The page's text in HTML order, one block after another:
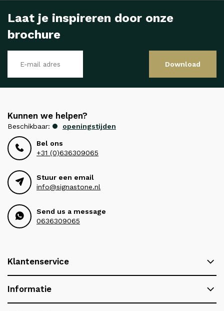
Laat je inspireren door onze
brochure
Download
Kunnen we helpen?
Beschikbaar: openingstijden
Bel ons
+31 (0)636309065
Stuur een email
info@signastone.nl
Send us a message
0636309065
Klantenservice
Informatie